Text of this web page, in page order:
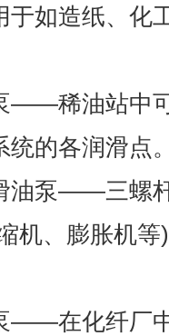
于如造纸、化
——稀油站中
统的各润滑点
油泵——三螺
机、膨胀机等)
——在化纤厂